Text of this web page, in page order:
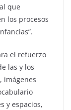
que
los procesos
el refuerzo
las y los
imágenes
y espacios,